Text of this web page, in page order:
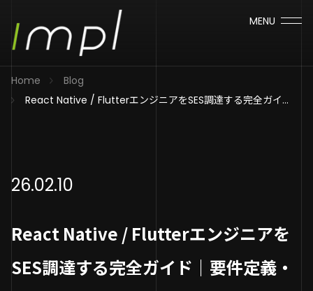
MENU
Home
Blog
React Native / FlutterエンジニアをSES調達する完全ガイド
26.02.10
React Native / Flutterエンジニアを
SES調達する完全ガイド｜要件定義・